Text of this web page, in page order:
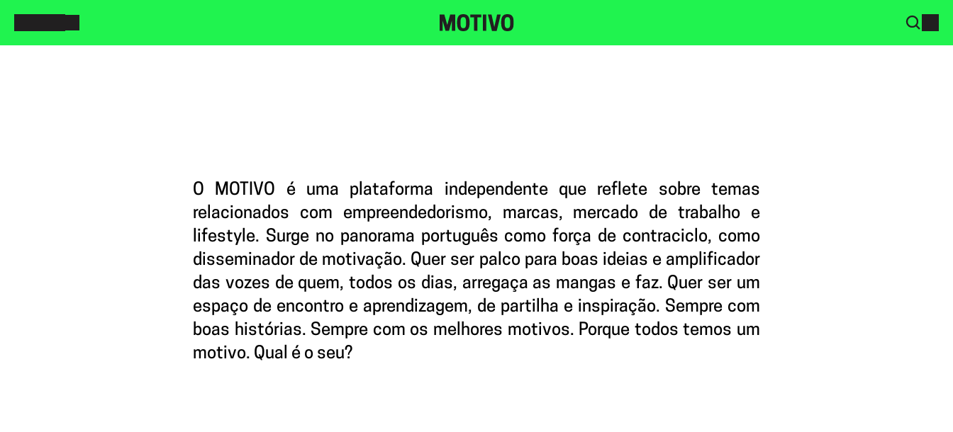
O MOTIVO é uma plataforma independente que reflete sobre temas
relacionados com empreendedorismo, marcas, mercado de trabalho e
lifestyle. Surge no panorama português como força de contraciclo, como
disseminador de motivação. Quer ser palco para boas ideias e amplificador
das vozes de quem, todos os dias, arregaça as mangas e faz. Quer ser um
espaço de encontro e aprendizagem, de partilha e inspiração. Sempre com
boas histórias. Sempre com os melhores motivos. Porque todos temos um
motivo. Qual é o seu?